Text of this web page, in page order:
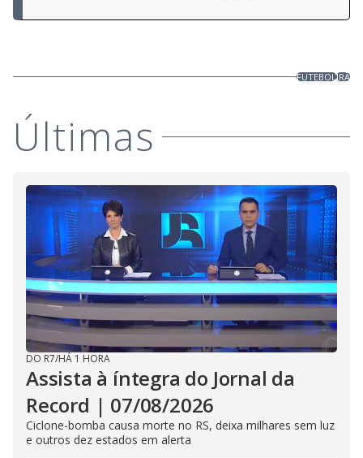
FUTEBOLIRÃ
Últimas
DO R7/HÁ 1 HORA
Assista à íntegra do Jornal da
Record | 07/08/2026
Ciclone-bomba causa morte no RS, deixa milhares sem luz
e outros dez estados em alerta